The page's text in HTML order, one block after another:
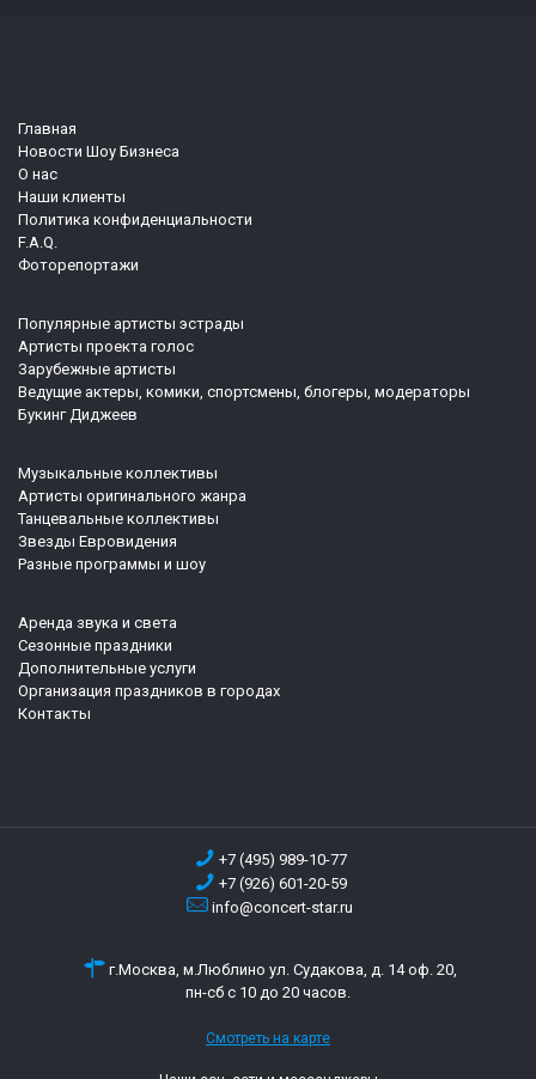
Главная
Новости Шоу Бизнеса
О нас
Наши клиенты
Политика конфиденциальности
F.A.Q.
Фоторепортажи
Популярные артисты эстрады
Артисты проекта голос
Зарубежные артисты
Ведущие актеры, комики, спортсмены, блогеры, модераторы
Букинг Диджеев
Музыкальные коллективы
Артисты оригинального жанра
Танцевальные коллективы
Звезды Евровидения
Разные программы и шоу
Аренда звука и света
Сезонные праздники
Дополнительные услуги
Организация праздников в городах
Контакты
+7 (495) 989-10-77
+7 (926) 601-20-59
info@concert-star.ru
г.Москва, м.Люблино ул. Судакова, д. 14 оф. 20,
пн-сб с 10 до 20 часов.
Смотреть на карте